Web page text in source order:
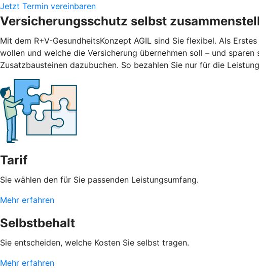
Jetzt Termin vereinbaren
Versicherungsschutz selbst
Mit dem R+V-GesundheitsKonzept AGIL sind Sie flexibel. Als
wollen und welche die Versicherung übernehmen soll – und
Zusatzbausteinen dazubuchen. So bezahlen Sie nur für die
Tarif
Sie wählen den für Sie passenden Leistungsumfang.
Mehr erfahren
Selbstbehalt
Sie entscheiden, welche Kosten Sie selbst tragen.
Mehr erfahren